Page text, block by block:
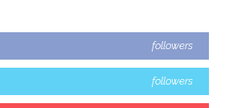
followers
followers